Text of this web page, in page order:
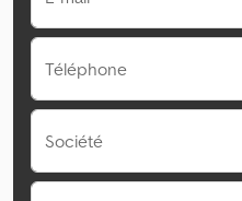
Téléphone
Société